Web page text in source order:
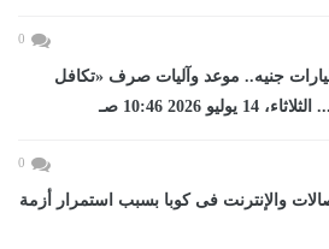
0
تفوق 4 مليارات جنيه.. موعد وآليات صرف «تكافل
2026 10:46 صـ
0
والإنترنت فى كوبا بسبب استمرار أزمة